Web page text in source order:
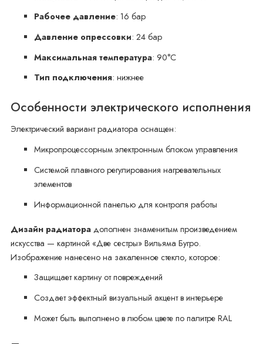
Рабочее давление: 16 бар
Давление опрессовки: 24 бар
Максимальная температура: 90°C
Тип подключения: нижнее
Особенности электрического исполнения
Электрический вариант радиатора оснащен:
Микропроцессорным электронным блоком управления
Системой плавного регулирования нагревательных
элементов
Информационной панелью для контроля работы
Дизайн радиатора дополнен знаменитым произведением
искусства — картиной «Две сестры» Вильяма Бугро.
Изображение нанесено на закаленное стекло, которое:
Защищает картину от повреждений
Создает эффектный визуальный акцент в интерьере
Может быть выполнено в любом цвете по палитре RAL